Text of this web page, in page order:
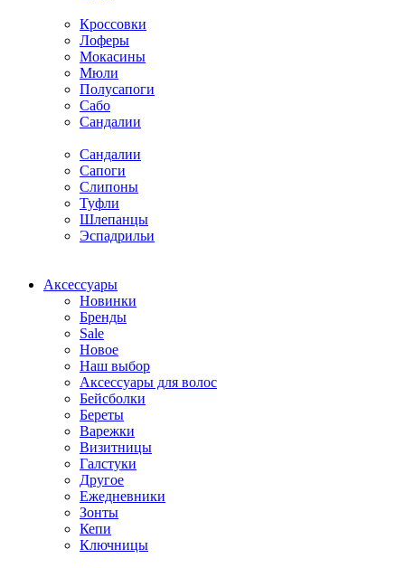
Кроссовки
Лоферы
Мокасины
Мюли
Полусапоги
Сабо
Сандалии
Сандалии
Сапоги
Слипоны
Туфли
Шлепанцы
Эспадрильи
Аксессуары
Новинки
Бренды
Sale
Новое
Наш выбор
Аксессуары для волос
Бейсболки
Береты
Варежки
Визитницы
Галстуки
Другое
Ежедневники
Зонты
Кепи
Ключницы